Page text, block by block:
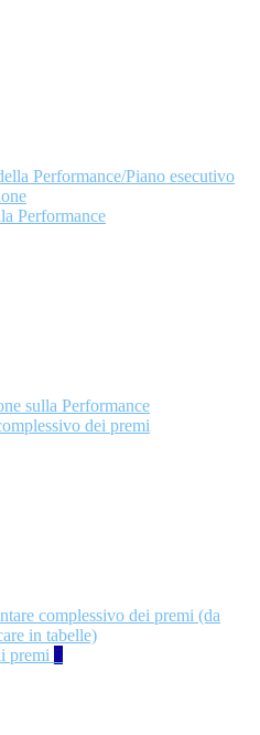
Performance/Piano esecutivo
Performance
sulla Performance
dei premi
complessivo dei premi (da
in tabelle)
premi 5